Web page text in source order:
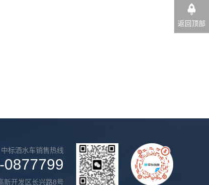
返回顶部
中标洒水车销售热线
0877799
新开发区长兴路8号